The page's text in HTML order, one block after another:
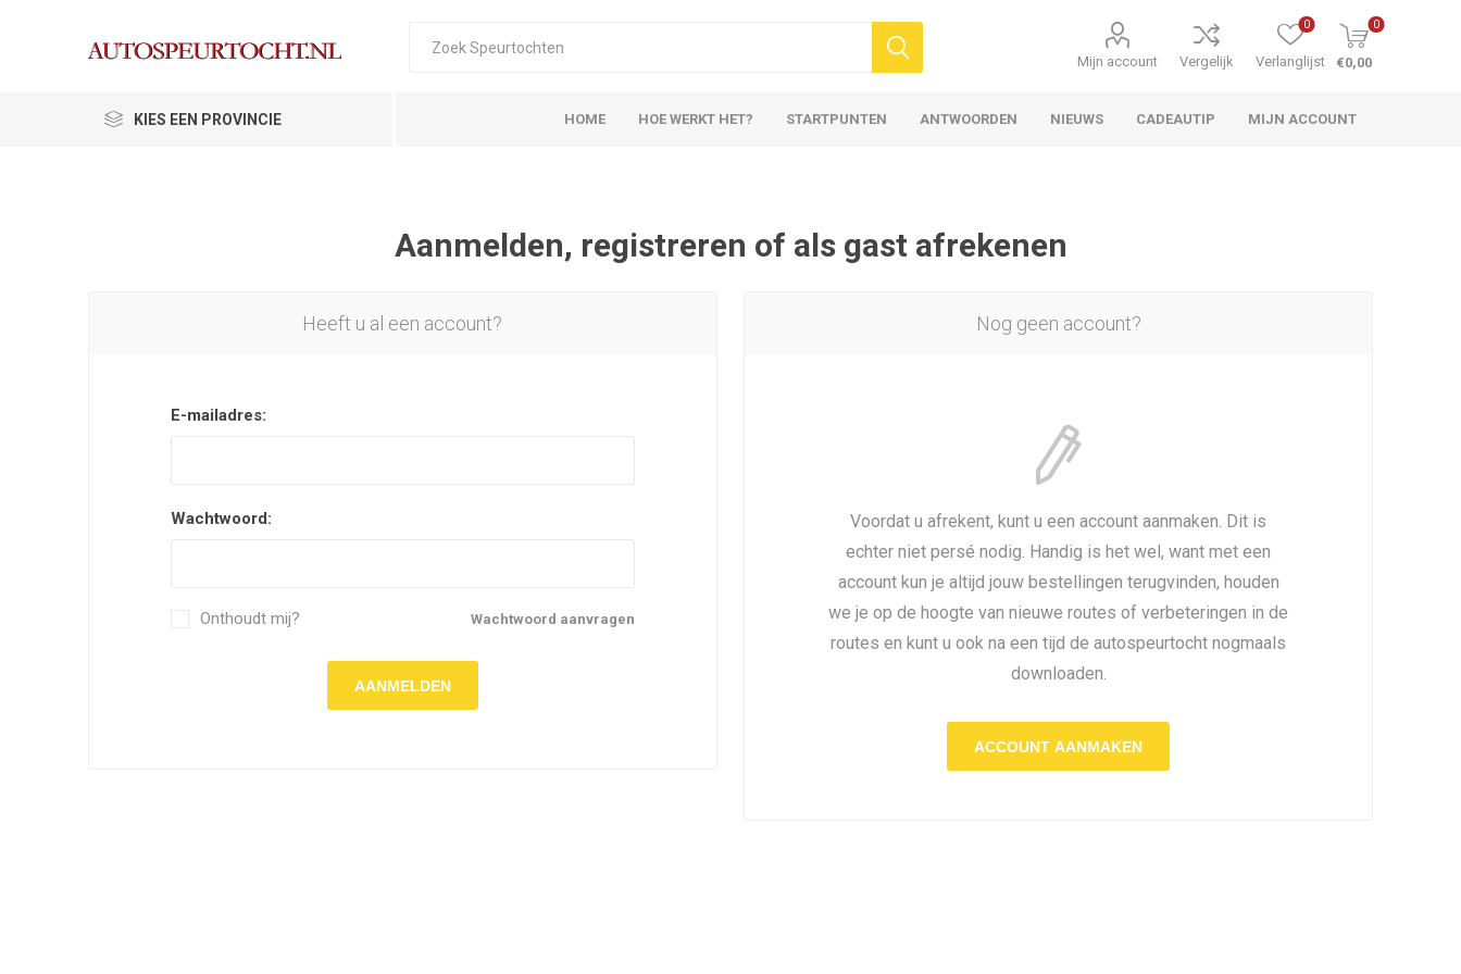
Mijn account Vergelijk Verlanglijst
0 0
€0,00
KIES EEN PROVINCIE HOME HOE WERKT HET? STARTPUNTEN ANTWOORDEN NIEUWS CADEAUTIP MIJN ACCOUNT
Aanmelden, registreren of als gast afrekenen
Nog geen account?
Voordat u afrekent, kunt u een account aanmaken. Dit is
echter niet persé nodig. Handig is het wel, want met een
account kun je altijd jouw bestellingen terugvinden, houden
we je op de hoogte van nieuwe routes of verbeteringen in de
routes en kunt u ook na een tijd de autospeurtocht nogmaals
downloaden.
ACCOUNT AANMAKEN
Heeft u al een account?
E-mailadres:
Wachtwoord:
Wachtwoord aanvragen
Onthoudt mij?
AANMELDEN